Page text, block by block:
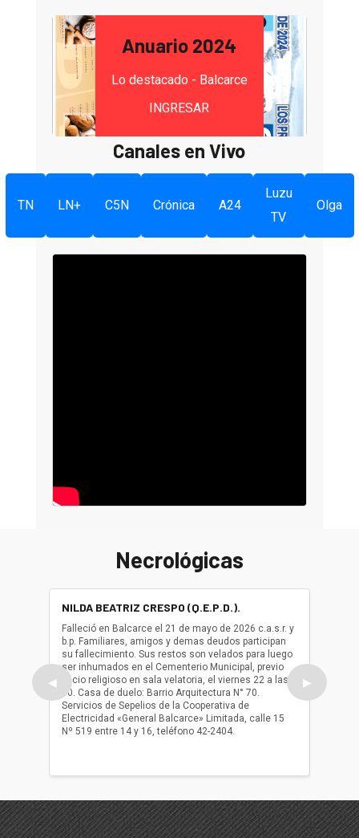
Anuario 2024
Lo destacado - Balcarce
INGRESAR
Canales en Vivo
TN LN+ C5N Crónica A24
Luzu
TV
Olga
Necrológicas
◀
NILDA BEATRIZ CRESPO (Q.E.P.D.).
Falleció en Balcarce el 21 de mayo de 2026 c.a.s.r. y
b.p. Familiares, amigos y demas deudos participan
su fallecimiento. Sus restos son velados para luego
ser inhumados en el Cementerio Municipal, previo
oficio religioso en sala velatoria, el viernes 22 a las
10. Casa de duelo: Barrio Arquitectura N° 70.
Servicios de Sepelios de la Cooperativa de
Electricidad «General Balcarce» Limitada, calle 15
Nº 519 entre 14 y 16, teléfono 42-2404.
ser
oficio
▶